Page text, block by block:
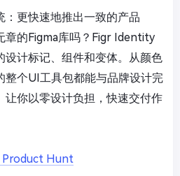
：更快速地推出一致的产品
章的Figma库吗？Figr Identity
设计标记、组件和变体。从颜色
个UI工具包都能与品牌设计完
让你以零设计负担，快速交付作
Product Hunt